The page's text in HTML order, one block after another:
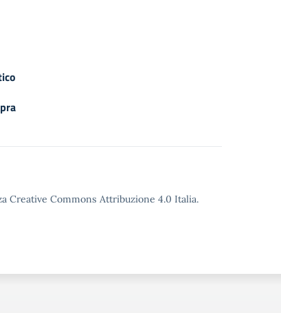
Creative Commons Attribuzione 4.0 Italia.